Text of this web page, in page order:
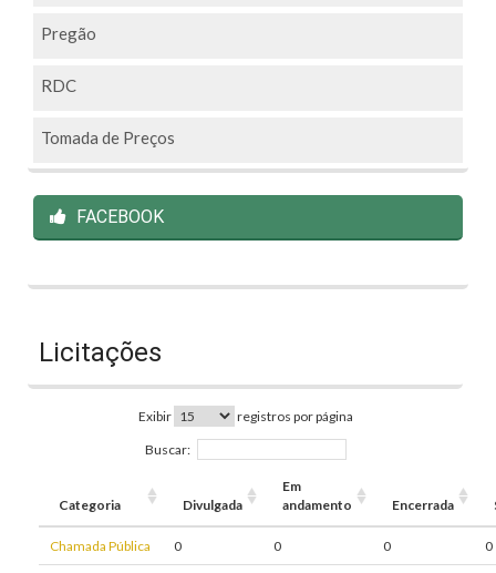
Pregão
RDC
Tomada de Preços
FACEBOOK
Licitações
Exibir
registros por página
Buscar:
Categoria Divulgada
Em
andamento
Encerrada
Chamada Pública 0 0 0 0